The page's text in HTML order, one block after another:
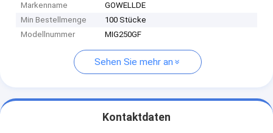
Markenname
GOWELLDE
Min Bestellmenge
100 Stücke
Modellnummer
MIG250GF
Sehen Sie mehr an
Kontaktdaten